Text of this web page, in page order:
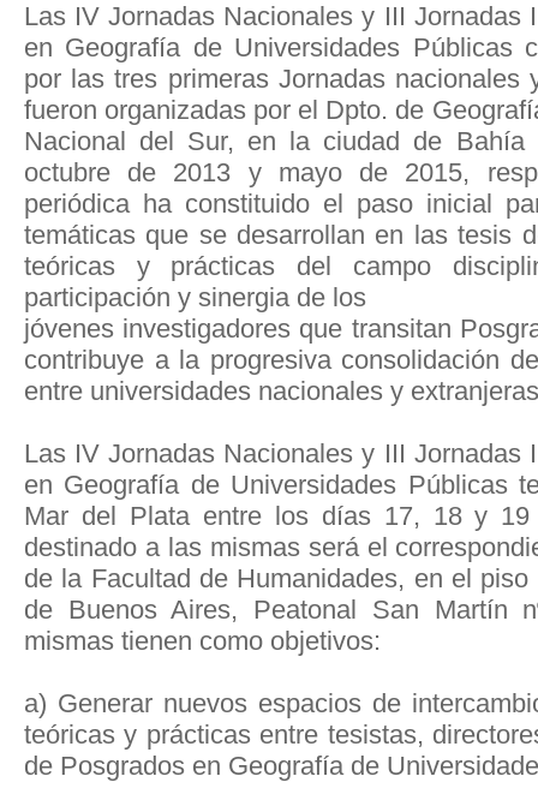
Las IV Jornadas Nacionales y III Jornadas
en Geografía de Universidades Públicas
por las tres primeras Jornadas nacionales
fueron organizadas por el Dpto. de
Nacional del Sur, en la ciudad de Bahía
octubre de 2013 y mayo de 2015,
periódica ha constituido el paso inicial
temáticas que se desarrollan en las tesis
teóricas y prácticas del campo
participación y sinergia de los
jóvenes investigadores que transitan
contribuye a la progresiva consolidación
entre universidades nacionales y
Las IV Jornadas Nacionales y III Jornadas
en Geografía de Universidades Públicas
Mar del Plata entre los días 17, 18 y
destinado a las mismas será el
de la Facultad de Humanidades, en el
de Buenos Aires, Peatonal San Martín
mismas tienen como objetivos:
a) Generar nuevos espacios de
teóricas y prácticas entre tesistas,
de Posgrados en Geografía de